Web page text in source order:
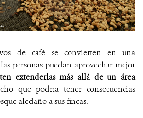
de café se convierten en una
personas puedan aprovechar mejor
extenderlas más allá de un área
que podría tener consecuencias
aledaño a sus fincas.